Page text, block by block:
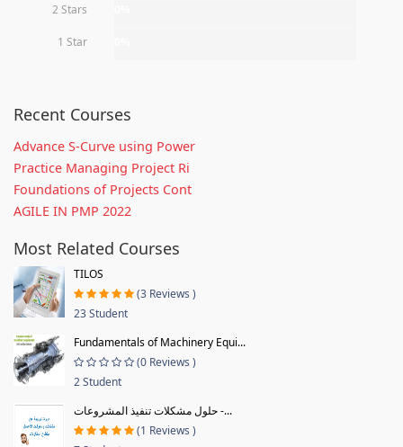
2 Stars
1 Star
Recent Courses
Advance S-Curve using Power
Practice Managing Project Ri
Foundations of Projects Cont
AGILE IN PMP 2022
Most Related Courses
TILOS
(3 Reviews )
23 Student
Fundamentals of Machinery Equi...
(0 Reviews )
2 Student
حلول مشكلات تنفيذ المشروعات -...
(1 Reviews )